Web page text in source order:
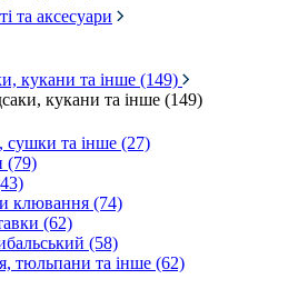
та аксесуари
кукани та інше (149)
кукани та інше (149)
сушки та інше (27)
(79)
клювання (74)
(62)
(58)
тюльпани та інше (62)